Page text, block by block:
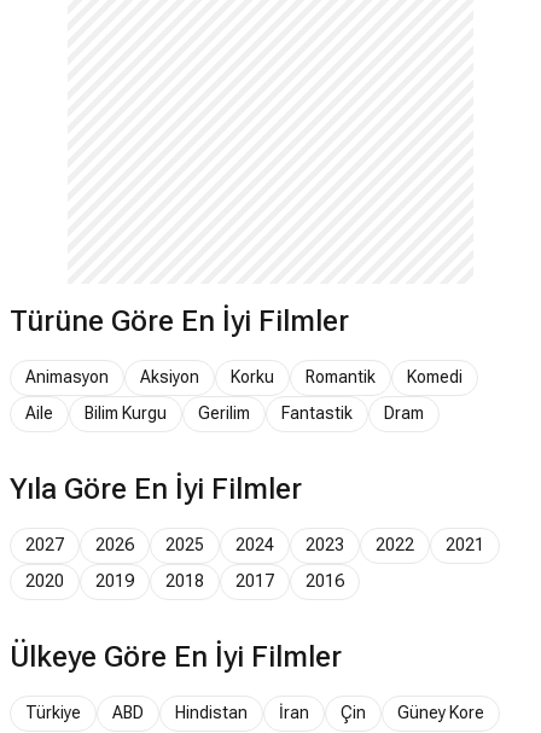
Türüne Göre En İyi Filmler
Animasyon Aksiyon Korku Romantik
Komedi
Aile
Bilim Kurgu Gerilim Fantastik Dram
Yıla Göre En İyi Filmler
2027 2026 2025 2024 2023 2022
2021
2020
2019 2018 2017 2016
Ülkeye Göre En İyi Filmler
Türkiye ABD Hindistan İran Çin Güney Kore